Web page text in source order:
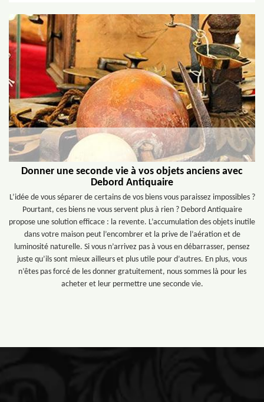
Donner une seconde vie à vos objets anciens avec
Debord Antiquaire
L’idée de vous séparer de certains de vos biens vous paraissez impossibles ?
Pourtant, ces biens ne vous servent plus à rien ? Debord Antiquaire
propose une solution efficace : la revente. L’accumulation des objets inutile
dans votre maison peut l’encombrer et la prive de l’aération et de
luminosité naturelle. Si vous n’arrivez pas à vous en débarrasser, pensez
juste qu’ils sont mieux ailleurs et plus utile pour d’autres. En plus, vous
n’êtes pas forcé de les donner gratuitement, nous sommes là pour les
acheter et leur permettre une seconde vie.